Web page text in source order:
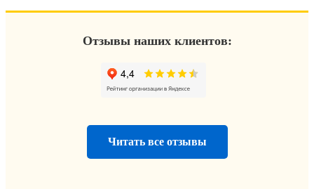
Отзывы наших клиентов:
Читать все отзывы